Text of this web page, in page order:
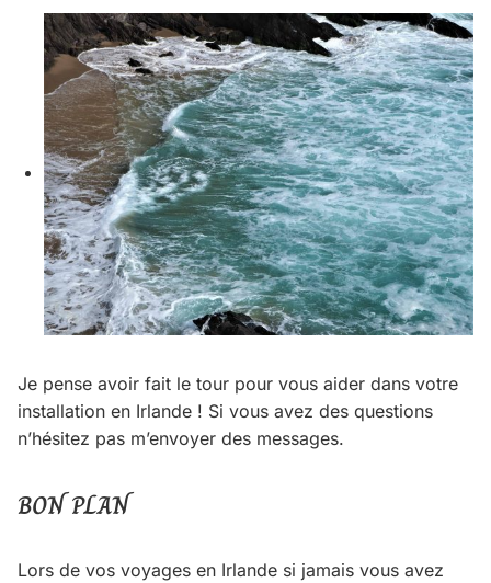
Je pense avoir fait le tour pour vous aider dans votre
installation en Irlande ! Si vous avez des questions
n’hésitez pas m’envoyer des messages.
BON PLAN
Lors de vos voyages en Irlande si jamais vous avez